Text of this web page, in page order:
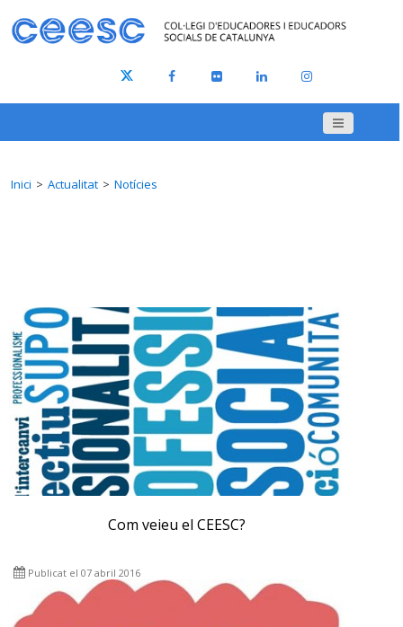
Inici Actualitat Notícies
Com veieu el CEESC?
Publicat el 07 abril 2016